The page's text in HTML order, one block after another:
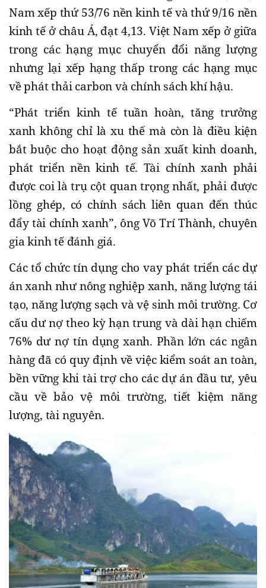
Nam xếp thứ 53/76 nền kinh tế và thứ 9/16 nền
kinh tế ở châu Á, đạt 4,13. Việt Nam xếp ở giữa
trong các hạng mục chuyển đổi năng lượng
nhưng lại xếp hạng thấp trong các hạng mục
về phát thải carbon và chính sách khí hậu.
“Phát triển kinh tế tuần hoàn, tăng trưởng
xanh không chỉ là xu thế mà còn là điều kiện
bắt buộc cho hoạt động sản xuất kinh doanh,
phát triển nền kinh tế. Tài chính xanh phải
được coi là trụ cột quan trọng nhất, phải được
lồng ghép, có chính sách liên quan đến thúc
đẩy tài chính xanh”, ông Võ Trí Thành, chuyên
gia kinh tế đánh giá.
Các tổ chức tín dụng cho vay phát triển các dự
án xanh như nông nghiệp xanh, năng lượng tái
tạo, năng lượng sạch và vệ sinh môi trường. Cơ
cấu dư nợ theo kỳ hạn trung và dài hạn chiếm
76% dư nợ tín dụng xanh. Phần lớn các ngân
hàng đã có quy định về việc kiểm soát an toàn,
bền vững khi tài trợ cho các dự án đầu tư, yêu
cầu về bảo vệ môi trường, tiết kiệm năng
lượng, tài nguyên.